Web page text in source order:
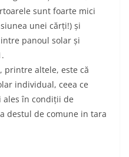
sunt foarte mici
unei cărți!) și
panoul solar și
printre altele, este că
individual, ceea ce
ales în condiții de
destul de comune in tara